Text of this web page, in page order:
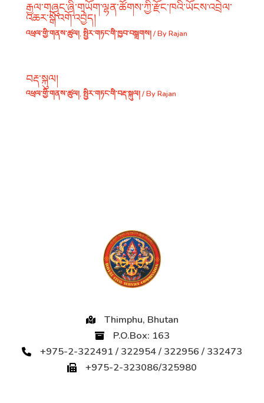
རྒྱལ་གཞུང་ཞི་གཡོག་ལྷན་ཚོགས་ཀྱི་རྫོང་ཁའི་ཡོངས་འབྲེལ་
འཆར་སྒོ་འགོ་འབྱེད།
འཕྲལ་གྱི་གནས་ཚུལ།, སྤྱིར་གཏང་གི་ཁྱབ་བསྒྲགས།/ ByRajan
བརྡ་སྐུལ།
འཕྲལ་གྱི་གནས་ཚུལ།, སྤྱིར་གཏང་གི་བརྡ་སྐུལ།/ ByRajan
Thimphu, Bhutan
P.O.Box: 163
+975-2-322491 / 322954 / 322956 / 332473
+975-2-323086/325980